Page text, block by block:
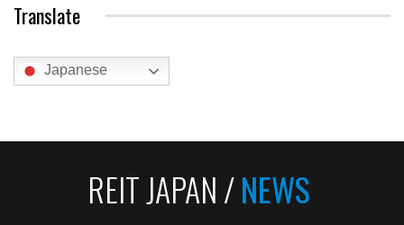
Translate
Japanese
REIT JAPAN /NEWS